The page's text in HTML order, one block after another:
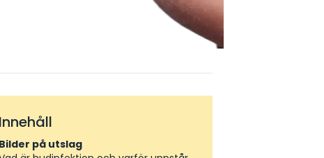
Innehåll
Bilder på utslag